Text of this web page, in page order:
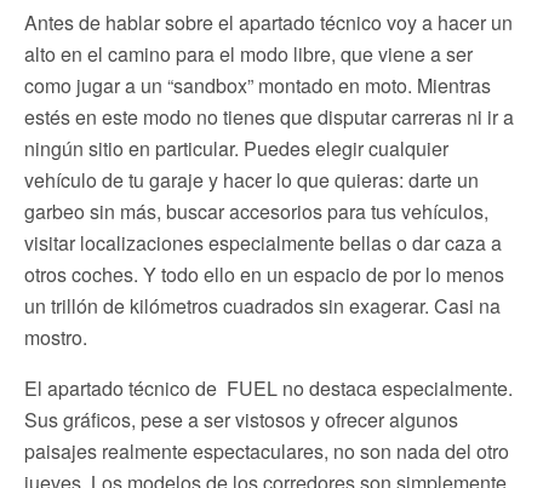
Antes de hablar sobre el apartado técnico voy a hacer un
alto en el camino para el modo libre, que viene a ser
como jugar a un “sandbox” montado en moto. Mientras
estés en este modo no tienes que disputar carreras ni ir a
ningún sitio en particular. Puedes elegir cualquier
vehículo de tu garaje y hacer lo que quieras: darte un
garbeo sin más, buscar accesorios para tus vehículos,
visitar localizaciones especialmente bellas o dar caza a
otros coches. Y todo ello en un espacio de por lo menos
un trillón de kilómetros cuadrados sin exagerar. Casi na
mostro.
El apartado técnico de FUEL no destaca especialmente.
Sus gráficos, pese a ser vistosos y ofrecer algunos
paisajes realmente espectaculares, no son nada del otro
jueves. Los modelos de los corredores son simplemente